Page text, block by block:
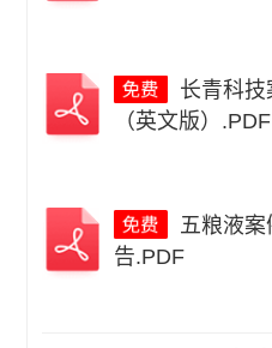
（英文版）.PDF
告.PDF